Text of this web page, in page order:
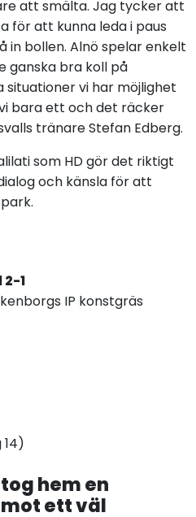
att smälta. Jag tycker att
för att kunna leda i paus
in bollen. Alnö spelar enkelt
ganska bra koll på
vi har möjlighet
bara ett och det räcker
tränare Stefan Edberg.
som HD gör det riktigt
och känsla för att
2-1
IP konstgräs
hem en
ett väl